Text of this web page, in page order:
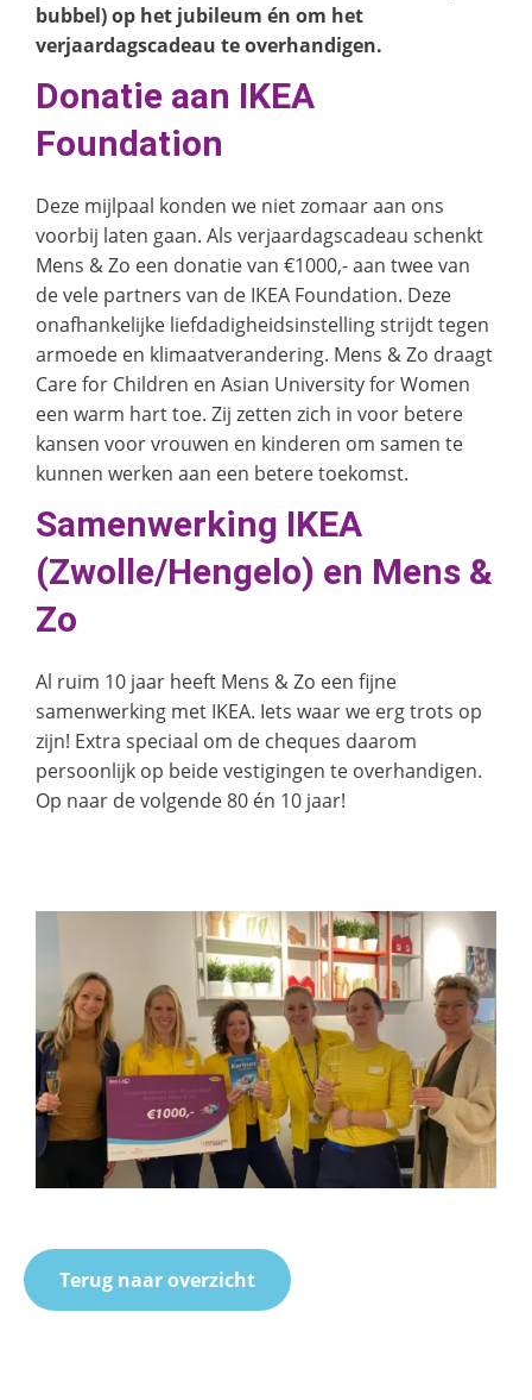
bubbel) op het jubileum én om het
verjaardagscadeau te overhandigen.
Donatie aan IKEA
Foundation
Deze mijlpaal konden we niet zomaar aan ons
voorbij laten gaan. Als verjaardagscadeau schenkt
Mens & Zo een donatie van €1000,- aan twee van
de vele partners van de IKEA Foundation. Deze
onafhankelijke liefdadigheidsinstelling strijdt tegen
armoede en klimaatverandering. Mens & Zo draagt
Care for Children en Asian University for Women
een warm hart toe. Zij zetten zich in voor betere
kansen voor vrouwen en kinderen om samen te
kunnen werken aan een betere toekomst.
Samenwerking IKEA
(Zwolle/Hengelo) en Mens &
Zo
Al ruim 10 jaar heeft Mens & Zo een fijne
samenwerking met IKEA. Iets waar we erg trots op
zijn! Extra speciaal om de cheques daarom
persoonlijk op beide vestigingen te overhandigen.
Op naar de volgende 80 én 10 jaar!
Terug naar overzicht